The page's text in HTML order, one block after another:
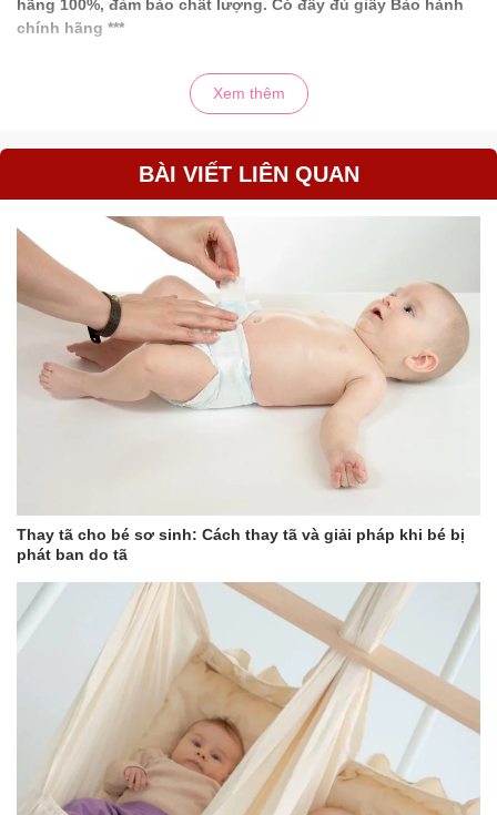
hãng 100%, đảm bảo chất lượng. Có đầy đủ giấy Bảo hành
chính hãng ***
https://www.facebook.com/beconmall
https://www.facebook.com/dososinh.shopbecon/
Nhắn tin cho shop để được báo giá tốt và theo dõi các chương
trình khuyến mãi siêu hot nhé!
Xem thêm
BÀI VIẾT LIÊN QUAN
Thay tã cho bé sơ sinh: Cách thay tã và giải pháp khi bé bị
phát ban do tã